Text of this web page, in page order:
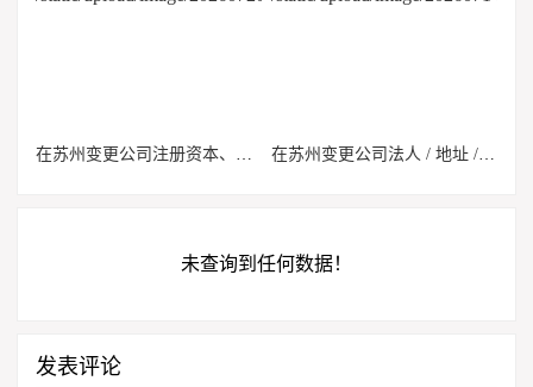
在苏州变更公司法人 / 地址 / 股权别盲目提交！不满足条件审核直接驳回
未查询到任何数据！
发表评论